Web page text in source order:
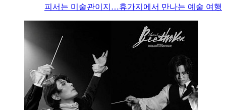
피서는 미술관이지…휴가지에서 만나는 예술 여행